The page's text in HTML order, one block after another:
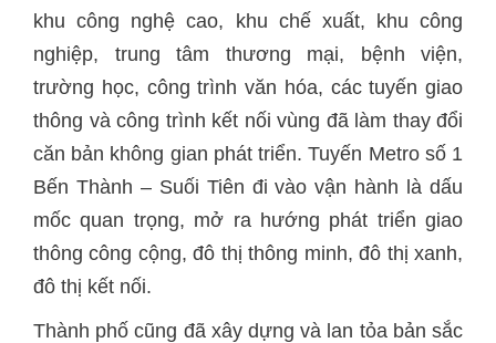
khu công nghệ cao, khu chế xuất, khu công
nghiệp, trung tâm thương mại, bệnh viện,
trường học, công trình văn hóa, các tuyến giao
thông và công trình kết nối vùng đã làm thay đổi
căn bản không gian phát triển. Tuyến Metro số 1
Bến Thành – Suối Tiên đi vào vận hành là dấu
mốc quan trọng, mở ra hướng phát triển giao
thông công cộng, đô thị thông minh, đô thị xanh,
đô thị kết nối.
Thành phố cũng đã xây dựng và lan tỏa bản sắc